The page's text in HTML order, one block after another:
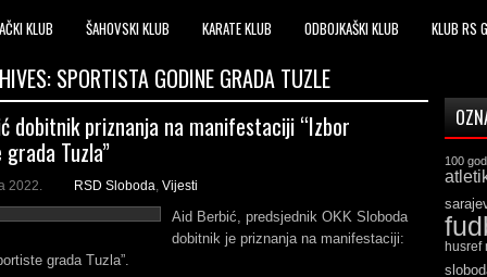
KLUB ŠAHOVSKI KLUB KARATE KLUB ODBOJKAŠKI KLUB KLUB RS
SPORTISTA GODINE GRADA TUZLE
dobitnik priznanja na manifestaciji “Izbor
Tuzla”
2022. RSD Sloboda, Vijesti
Aid Berbić, predsjednik OKK Sloboda
dobitnik je priznanja na manifestaciji:
grada Tuzla”.
100
husref